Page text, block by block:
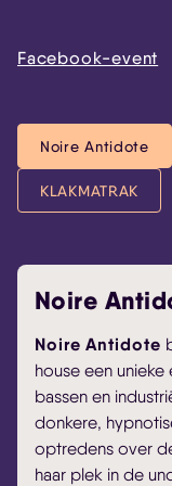
Facebook-event
Noire Antidote
KLAKMATRAK
Noire
Noire Antidote
house een
bassen en
donkere,
optredens over
haar plek in de